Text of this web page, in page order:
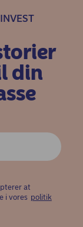
din
at
i vores politik